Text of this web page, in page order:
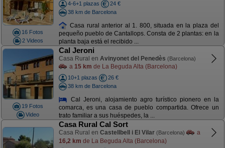
16 Fotos
2 Videos
4-6+1 plazas
24 €
38 km de Barcelona
Casa rural anterior al 1. 800, situada en la plaza del
pequeño pueblo de Cantallops. Consta de 2 plantas: en la
planta baja está el recibido ...
19 Fotos
Video
Cal Jeroni
Casa Rural en Avinyonet del Penedès (Barcelona)
a 15 km de La Beguda Alta (Barcelona)
10+1 plazas
26 €
38 km de Barcelona
Cal Jeroni, alojamiento agro turístico pionero en la
comarca, es una casa de pueblo compartida. Ofrece un
trato familiar a sus huéspedes, la ...
Casa Rural Cal Sort
Casa Rural en Castellbell i El Vilar (Barcelona)
a
16,2 km de La Beguda Alta (Barcelona)